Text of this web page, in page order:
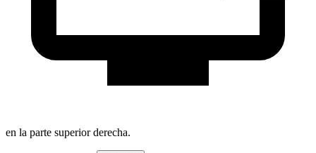
en la parte superior derecha.